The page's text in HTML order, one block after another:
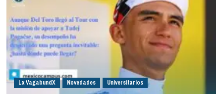
Lx VagabundX Novedades Universitarios